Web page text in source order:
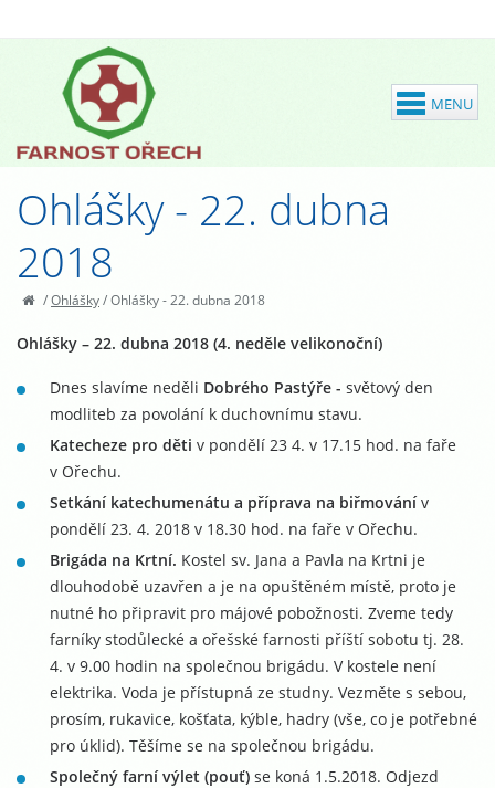
Ohlášky - 22. dubna
2018
/Ohlášky/Ohlášky - 22. dubna 2018
Ohlášky – 22. dubna 2018 (4. neděle velikonoční)
Dnes slavíme neděli Dobrého Pastýře - světový den
modliteb za povolání k duchovnímu stavu.
Katecheze pro děti v pondělí 23 4. v 17.15 hod. na faře
v Ořechu.
Setkání katechumenátu a příprava na biřmovánív
pondělí 23. 4. 2018 v 18.30 hod. na faře v Ořechu.
Brigáda na Krtní. Kostel sv. Jana a Pavla na Krtni je
dlouhodobě uzavřen a je na opuštěném místě, proto je
nutné ho připravit pro májové pobožnosti. Zveme tedy
farníky stodůlecké a ořešské farnosti příští sobotu tj. 28.
4. v 9.00 hodin na společnou brigádu. V kostele není
elektrika. Voda je přístupná ze studny. Vezměte s sebou,
prosím, rukavice, košťata, kýble, hadry (vše, co je potřebné
pro úklid). Těšíme se na společnou brigádu.
Společný farní výlet (pouť) se koná 1.5.2018. Odjezd